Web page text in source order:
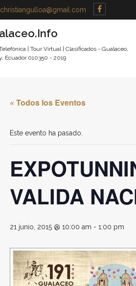
christiangulloa@gmail.com
| Tour Virtual | Clasificados - Gualaceo,
Ecuador 010350 - 2019
« Todos los Eventos
Este evento ha pasado.
VALIDA
21 junio, 2015 @ 10:00 am - 1:00 pm